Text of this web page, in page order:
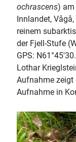
ochrascens) am
Innlandet,
reinem
der Fjell-Stufe
GPS:
Lothar
Aufnahme
Aufnahme in